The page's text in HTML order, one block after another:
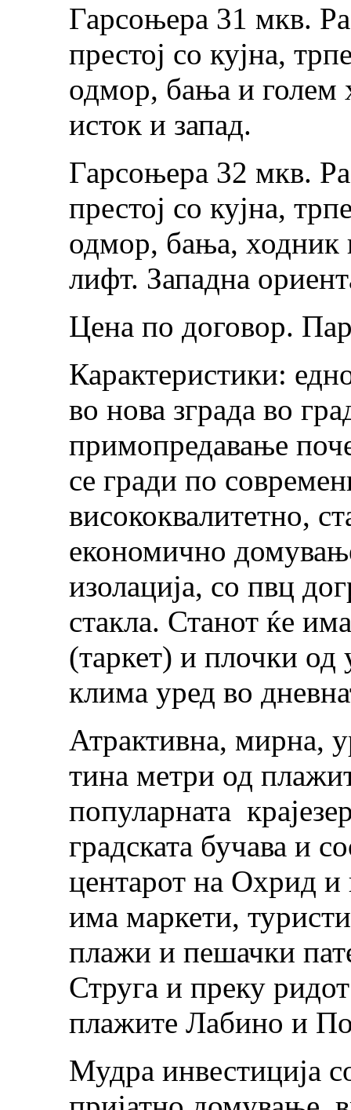
Гарсоњера 31 мкв.
престој со кујна,
одмор, бања и голем
исток и запад.
Гарсоњера 32 мкв.
престој со кујна,
одмор, бања, ходник
лифт. Западна
Цена по договор.
Карактеристики:
во нова зграда во
примопредавање
се гради по
висококвалитетно,
економично
изолација, со пвц
стакла. Станот ќе
(таркет) и плочки од
клима уред во
Атрактивна, мирна,
тина метри од
популарната
градската бучава и
центарот на Охрид и
има маркети,
плажи и пешачки
Струга и преку
плажите Лабино и
Мудра инвестиција